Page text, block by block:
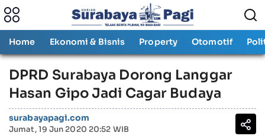
Home Ekonomi & Bisnis Property Otomotif
DPRD Surabaya Dorong Langgar
Hasan Gipo Jadi Cagar Budaya
surabayapagi.com
Jumat, 19 Jun 2020 20:52 WIB